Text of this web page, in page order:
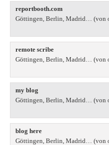
reportbooth.com
Göttingen, Berlin, Madrid… (von
remote scribe
Göttingen, Berlin, Madrid… (von
my blog
Göttingen, Berlin, Madrid… (von
blog here
Göttingen, Berlin, Madrid… (von